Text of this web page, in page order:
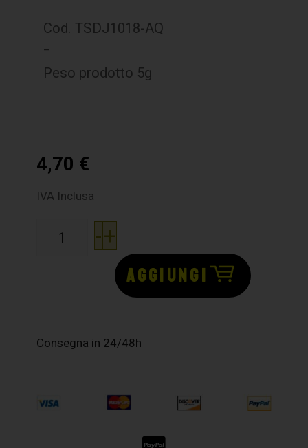
Cod. TSDJ1018-AQ
–
Peso prodotto 5g
4,70 €
IVA Inclusa
-+
AGGIUNGI
Consegna in 24/48h